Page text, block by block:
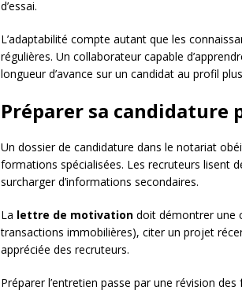
d’essai.
L’adaptabilité compte autant que les
régulières. Un collaborateur capable
longueur d’avance sur un candidat au profil
Préparer sa candidature
Un dossier de candidature dans le notariat
formations spécialisées. Les recruteurs lisent
surcharger d’informations secondaires.
La lettre de motivation doit démontrer une
transactions immobilières), citer un projet
appréciée des recruteurs.
Préparer l’entretien passe par une révision